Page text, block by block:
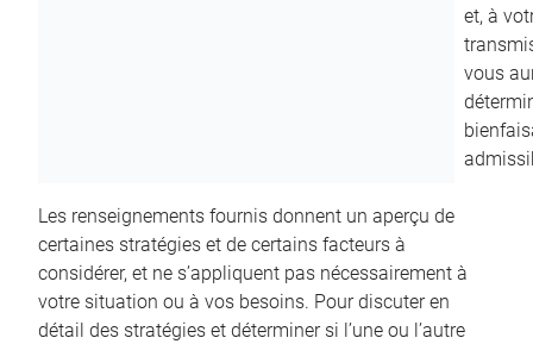
et, à
vous
Les renseignements fournis donnent un aperçu de
certaines stratégies et de certains facteurs à
considérer, et ne s’appliquent pas nécessairement à
votre situation ou à vos besoins. Pour discuter en
détail des stratégies et déterminer si l’une ou l’autre